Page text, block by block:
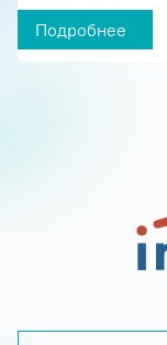
Подробнее